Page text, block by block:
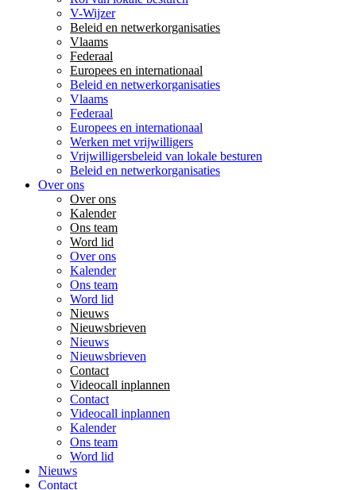
V-Wijzer
Beleid en netwerkorganisaties
Vlaams
Federaal
Europees en internationaal
Beleid en netwerkorganisaties
Vlaams
Federaal
Europees en internationaal
Werken met vrijwilligers
Vrijwilligersbeleid van lokale besturen
Beleid en netwerkorganisaties
Over ons
Over ons
Kalender
Ons team
Word lid
Over ons
Kalender
Ons team
Word lid
Nieuws
Nieuwsbrieven
Nieuws
Nieuwsbrieven
Contact
Videocall inplannen
Contact
Videocall inplannen
Kalender
Ons team
Word lid
Nieuws
Contact